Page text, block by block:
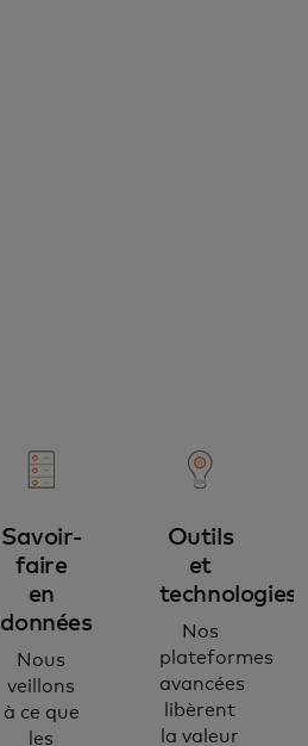
Savoir-
faire
en
données
Nous
veillons
à ce que
les
Outils
et
technologies​
Nos
plateformes
avancées
libèrent
la valeur